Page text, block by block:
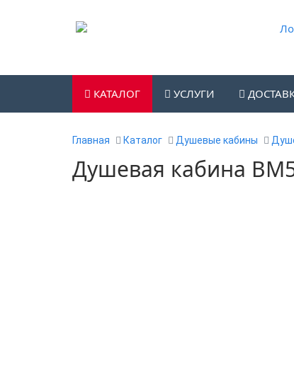
КАТАЛОГ УСЛУГИ
Главная Каталог Душевые кабины
Душевая кабина